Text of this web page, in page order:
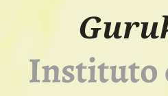
Instituto